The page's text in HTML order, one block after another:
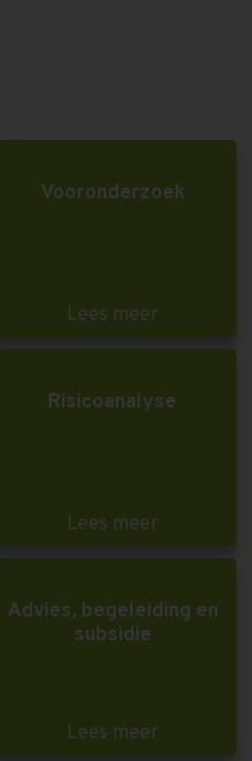
Vooronderzoek
Lees meer
Risicoanalyse
Lees meer
Advies, begeleiding en
subsidie
Lees meer